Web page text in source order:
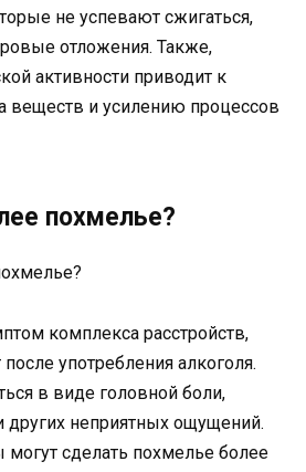
не успевают сжигаться,
отложения. Также,
активности приводит к
и усилению процессов
похмелье?
комплекса расстройств,
употребления алкоголя.
в виде головной боли,
других неприятных ощущений.
сделать похмелье более